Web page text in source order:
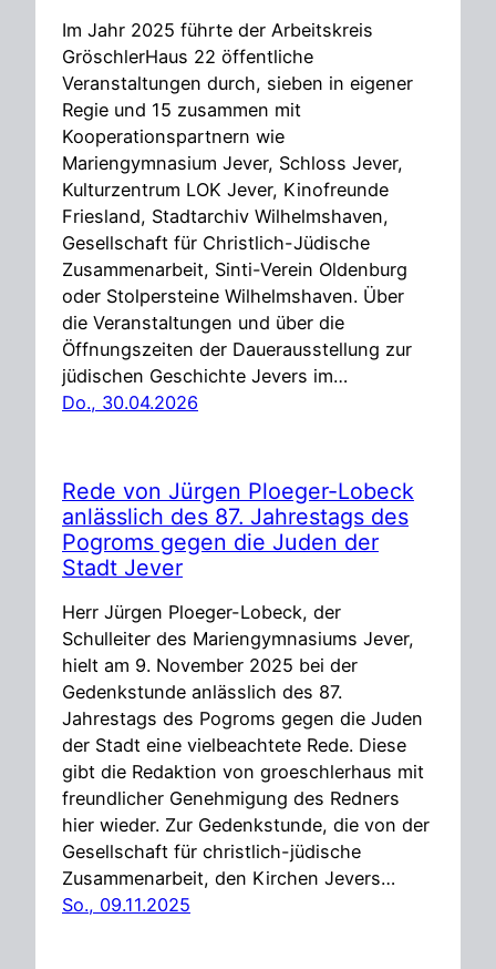
Im Jahr 2025 führte der Arbeitskreis
GröschlerHaus 22 öffentliche
Veranstaltungen durch, sieben in eigener
Regie und 15 zusammen mit
Kooperationspartnern wie
Mariengymnasium Jever, Schloss Jever,
Kulturzentrum LOK Jever, Kinofreunde
Friesland, Stadtarchiv Wilhelmshaven,
Gesellschaft für Christlich-Jüdische
Zusammenarbeit, Sinti-Verein Oldenburg
oder Stolpersteine Wilhelmshaven. Über
die Veranstaltungen und über die
Öffnungszeiten der Dauerausstellung zur
jüdischen Geschichte Jevers im…
Do., 30.04.2026
Rede von Jürgen Ploeger-Lobeck
anlässlich des 87. Jahrestags des
Pogroms gegen die Juden der
Stadt Jever
Herr Jürgen Ploeger-Lobeck, der
Schulleiter des Mariengymnasiums Jever,
hielt am 9. November 2025 bei der
Gedenkstunde anlässlich des 87.
Jahrestags des Pogroms gegen die Juden
der Stadt eine vielbeachtete Rede. Diese
gibt die Redaktion von groeschlerhaus mit
freundlicher Genehmigung des Redners
hier wieder. Zur Gedenkstunde, die von der
Gesellschaft für christlich-jüdische
Zusammenarbeit, den Kirchen Jevers…
So., 09.11.2025